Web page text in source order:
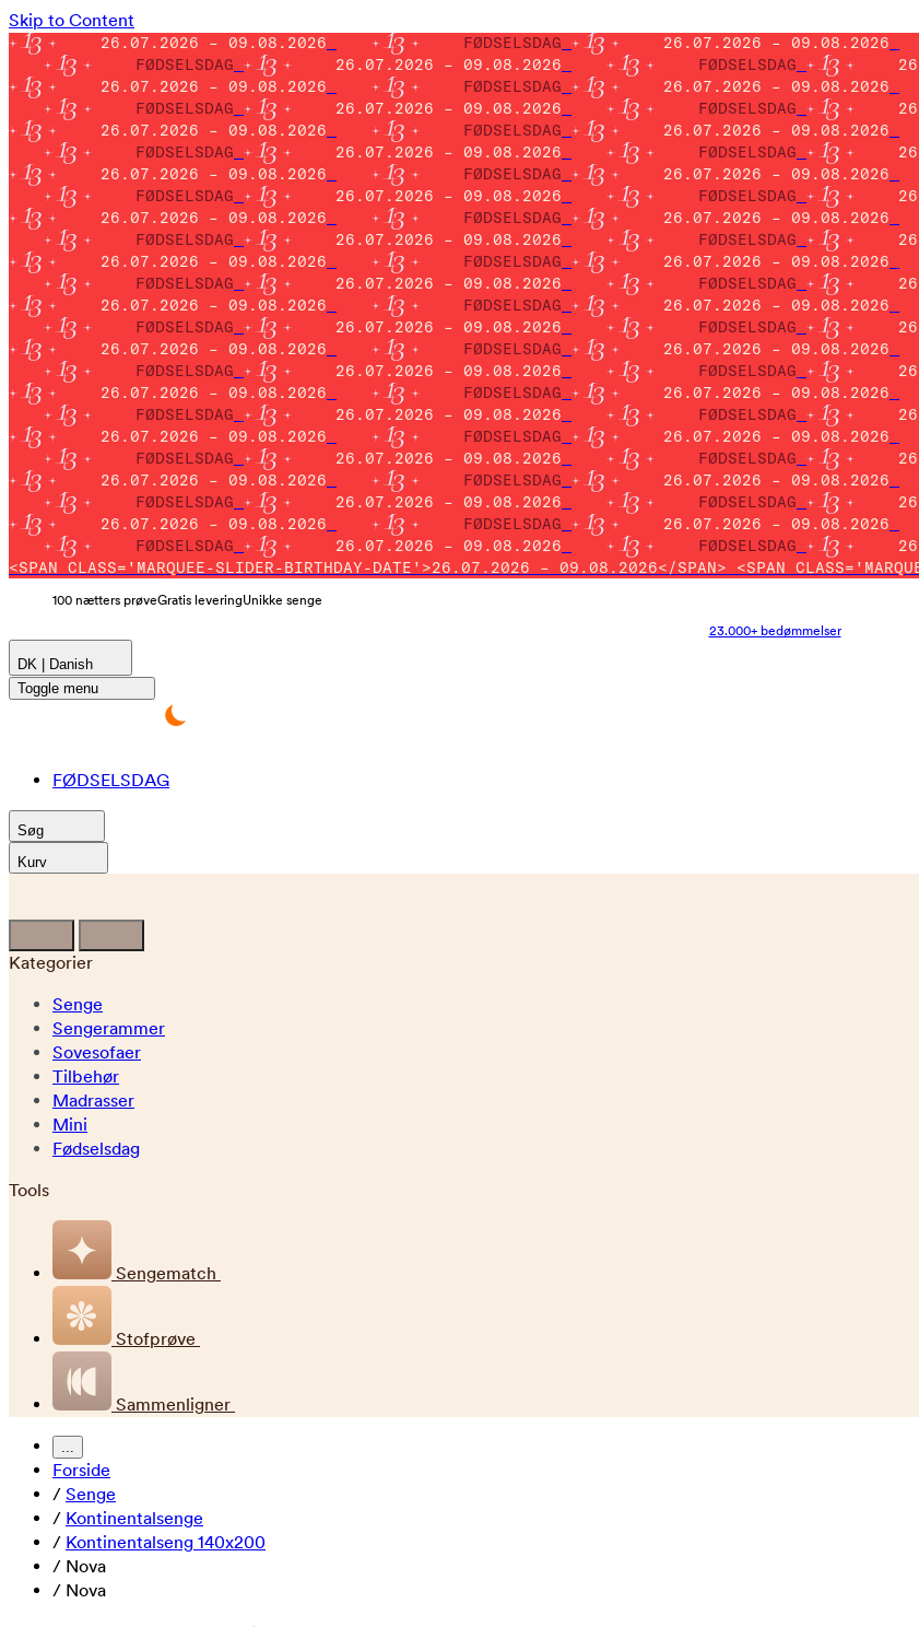
Skip to Content
26.07.2026 – 09.08.2026 FØDSELSDAG 26.07.2026 – 09.08.2026
FØDSELSDAG
26.07.2026 – 09.08.2026 FØDSELSDAG
26.07.2026 – 09.08.2026
FØDSELSDAG 26.07.2026 – 09.08.2026
FØDSELSDAG
26.07.2026 – 09.08.2026 FØDSELSDAG
26.07.2026 – 09.08.2026
FØDSELSDAG 26.07.2026 – 09.08.2026
FØDSELSDAG
26.07.2026 – 09.08.2026 FØDSELSDAG
26.07.2026 – 09.08.2026
FØDSELSDAG 26.07.2026 – 09.08.2026
FØDSELSDAG
26.07.2026 – 09.08.2026 FØDSELSDAG
26.07.2026 – 09.08.2026
FØDSELSDAG 26.07.2026 – 09.08.2026
FØDSELSDAG
26.07.2026 – 09.08.2026 FØDSELSDAG
26.07.2026 – 09.08.2026
FØDSELSDAG 26.07.2026 – 09.08.2026
FØDSELSDAG
26.07.2026 – 09.08.2026 FØDSELSDAG
26.07.2026 – 09.08.2026
FØDSELSDAG 26.07.2026 – 09.08.2026
FØDSELSDAG
26.07.2026 – 09.08.2026 FØDSELSDAG
26.07.2026 – 09.08.2026
FØDSELSDAG 26.07.2026 – 09.08.2026
FØDSELSDAG
26.07.2026 – 09.08.2026 FØDSELSDAG
26.07.2026 – 09.08.2026
FØDSELSDAG 26.07.2026 – 09.08.2026
FØDSELSDAG
26.07.2026 – 09.08.2026 FØDSELSDAG
26.07.2026 – 09.08.2026
FØDSELSDAG 26.07.2026 – 09.08.2026
FØDSELSDAG
26.07.2026 – 09.08.2026 FØDSELSDAG
26.07.2026 – 09.08.2026
FØDSELSDAG 26.07.2026 – 09.08.2026
FØDSELSDAG
26.07.2026 – 09.08.2026 FØDSELSDAG
26.07.2026 – 09.08.2026
FØDSELSDAG 26.07.2026 – 09.08.2026
FØDSELSDAG
26.07.2026 – 09.08.2026 FØDSELSDAG
<SPAN CLASS='MARQUEE-SLIDER-BIRTHDAY-DATE'>26.07.2026 – 09.08.2026</SPAN> <SPAN
100 nætters prøveGratis leveringUnikke senge
23.000+ bedømmelser
DK | Danish
Toggle menu
FØDSELSDAG
Søg
Kurv
Kategorier
Senge
Sengerammer
Sovesofaer
Tilbehør
Madrasser
Mini
Fødselsdag
Tools
Sengematch
Stofprøve
Sammenligner
...
Forside
/ Senge
/ Kontinentalsenge
/ Kontinentalseng 140x200
/ Nova
/ Nova